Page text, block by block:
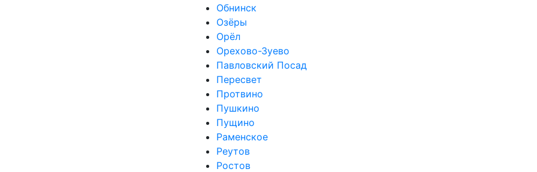
Обнинск
Озёры
Орёл
Орехово-Зуево
Павловский Посад
Пересвет
Протвино
Пушкино
Пущино
Раменское
Реутов
Ростов